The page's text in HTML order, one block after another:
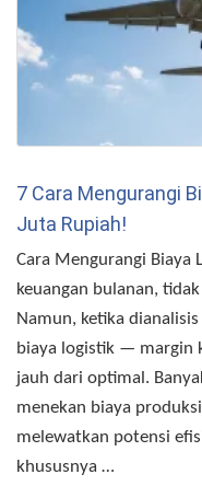
7 Cara Mengurangi
Juta Rupiah!
Cara Mengurangi Biaya
keuangan bulanan,
Namun, ketika
biaya logistik — margin
jauh dari optimal.
menekan biaya
melewatkan potensi
khususnya …